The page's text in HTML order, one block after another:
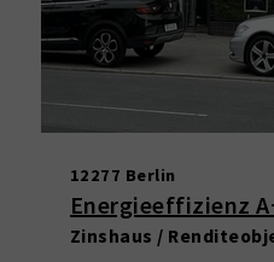
12277 Berlin
Zinshaus /